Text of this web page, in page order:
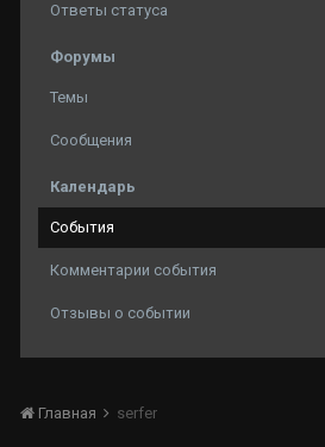
Ответы статуса
Форумы
Темы
Сообщения
Календарь
События
Комментарии события
Отзывы о событии
Главная serfer